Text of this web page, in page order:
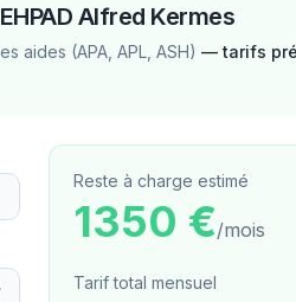
EHPAD Alfred Kermes
aides (APA, APL, ASH) — tarifs
Reste à charge estimé
1350 €/mois
Tarif total mensuel